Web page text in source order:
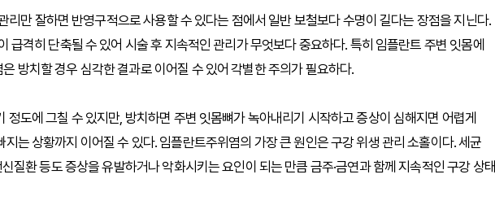
만 잘하면 반영구적으로 사용할 수 있다는 점에서 일반 보철보다 수명이 길다는 장점을 지닌다.
급격히 단축될 수 있어 시술 후 지속적인 관리가 무엇보다 중요하다. 특히 임플란트 주변 잇몸에
방치할 경우 심각한 결과로 이어질 수 있어 각별한 주의가 필요하다.
정도에 그칠 수 있지만, 방치하면 주변 잇몸뼈가 녹아내리기 시작하고 증상이 심해지면 어렵게
는 상황까지 이어질 수 있다. 임플란트주위염의 가장 큰 원인은 구강 위생 관리 소홀이다. 세균
질환 등도 증상을 유발하거나 악화시키는 요인이 되는 만큼 금주·금연과 함께 지속적인 구강 상태